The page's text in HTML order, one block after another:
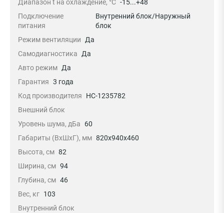
Диапазон t на охлаждение, °С -15...+48
Подключение
питания
Внутренний блок/Наружный
блок
Режим вентиляции
Да
Самодиагностика
Да
Авто режим Да
Гарантия 3 года
Код производителя
НС-1235782
Внешний блок
Уровень шума, дБа
60
Габариты (ВхШхГ), мм 820x940x460
Высота, см 82
Ширина, см 94
Глубина, см 46
Вес, кг 103
Внутренний блок